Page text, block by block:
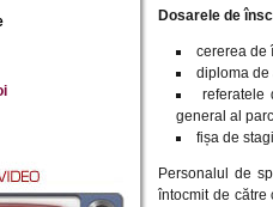
Dosarele de
cererea de
diploma de
referatele
general al
fișa de
Personalul de
întocmit de către